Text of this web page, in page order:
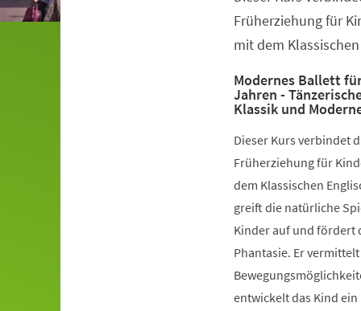
Früherziehung für
mit dem
Modernes Ballett
Jahren -
Klassik und
Dieser Kurs verbindet
Früherziehung für
dem Klassischen
greift die natürliche
Kinder auf und fördert
Phantasie. Er
entwickelt das Kind